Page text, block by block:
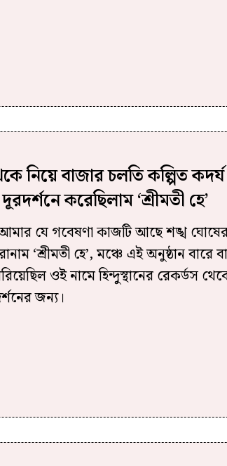
নিয়ে বাজার চলতি কল্পিত
করেছিলাম ‘শ্রীমতী হে’
আমার যে গবেষণা কাজটি আছে শঙ্খ
‘শ্রীমতী হে’, মঞ্চে এই অনুষ্ঠান বারে
ওই নামে হিন্দুস্থানের রেকর্ডস
জন্য।